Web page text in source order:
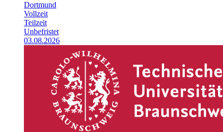
Dortmund
Vollzeit
Teilzeit
Unbefristet
03.08.2026